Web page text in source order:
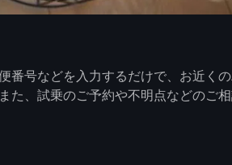
番号などを入力するだけで、お近く
た、試乗のご予約や不明点などのご